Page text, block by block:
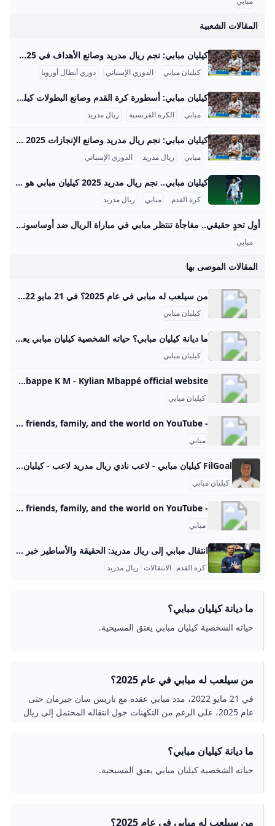
المقالات الشعبية
كيليان مبابي: نجم ريال مدريد وصانع الأهداف في 2025 كيليان مبابي هو أحد أبرز نجوم كرة القدم في العالم، ويعتبر من اللاعبين القلة الذين جمعوا بين المهارة الفائقة والإنجازات الكبيرة في مسيرة قصيرة تبلغ حوالي عقد من الزمن. بدأت مسيرة مبابي الاحترافية مع نادي موناكو الفرنسي حيث لفت الأنظار بموهبته الفريدة وسرعته العالية، ونجح مع الفريق في الفوز بلقب الدوري الفرنسي موسم 2016-2017، وكان ذلك بداية مشواره في الفوز بالألقاب الكبيرة. بعد انتقاله إلى نادي باريس سان جيرمان في 2017، أصبح حجر الزاوية في خط هجوم الفريق، حيث فاز معه بستة ألقاب في الدوري الفرنسي، بالإضافة إلى تحقيقه أربع كؤوس فرنسا، وخمس كؤوس السوبر الفرنسي، واثنين من كؤوس الدوري الفرنسي.
كيليان مبابي الدوري الإسباني دوري أبطال أوروبا
كيليان مبابي: أسطورة كرة القدم وصانع البطولات كيليان مبابي هو أحد أبرز نجوم كرة القدم في العصر الحالي، وقد حظي بمسيرة حافلة بالإنجازات الفردية والجماعية التي تميزه عن كثير من لاعبي جيله. ولد في باريس عام 1998، وبدأ مسيرته الاحترافية مع نادي موناكو الفرنسي حيث برز كواحد من أفضل المواهب الشابة في أوروبا، ثم انتقل إلى باريس سان جيرمان الذي كان محطة فارقة في مسيرته، ليواصل تألقه ويحقق مع النادي العديد من الألقاب المحلية والقارية. في يونيو 2024، انضم إلى ريال مدريد، بطل أوروبا، ليبدأ تحدياً جديداً في الليغا الإسبانية.
مبابي الكرة الفرنسية ريال مدريد
كيليان مبابي: نجم ريال مدريد وصانع الإنجازات 2025 كيليان مبابي هو نجم كرة قدم فرنسي يُعتبر من بين أبرز المواهب في العالم الحديث، وُلد في 20 ديسمبر 1998 في منطقة بوندي بضاحية باريس. ينحدر مبابي من عائلة رياضية؛ والده من الكاميرون ويعمل مدرب كرة قدم، ووالدته جزائرية تحمل خلفية رياضية أيضًا. بدأت موهبته في كرة القدم بالظهور منذ طفولته في نادي بوندي، ثم انتقل إلى أكاديمية كليرفونتين الشهيرة التي أخرجت العديد من نجوم كرة القدم. في بداية مسيرته، لم يلعب مع أقرانه في سنه، بل كان يتدرب ويلعب مع الأكبر منه لاعبين مما ساعده على تطور مهاراته بشكل متسارع.
مبابي ريال مدريد الدوري الإسباني
كيليان مبابي.. نجم ريال مدريد 2025 كيليان مبابي هو نجم كرة القدم الفرنسي ولاعب فريق ريال مدريد، وُلد في 20 ديسمبر 1998. يُعتبر مبابي من أبرز وأسرع اللاعبين في العالم، وحقق نجاحات كبيرة في مسيرته الكروية، حيث يُعرف بمهاراته الفائقة في المراوغة والتسديد والسرعة، وقد ساهم بشكل كبير في العديد من البطولات على المستوى الوطني والدولي. كما يُعتبر واحدًا من أصغر اللاعبين الذين سجلوا في نهائيات كأس العالم وحققوا لقب البطولة مع منتخب فرنسا. في عام 2025 تعرض مبابي لوعكة صحية حادة نتيجة إصابته بالتهاب المعدة والأمعاء الحاد، المعروف باسم التهاب المعدة (gastroenteritis)، مما أدى إلى دخوله المستشفى لفترة قصيرة.
كرة القدم مبابي ريال مدريد
أول تحدٍ حقيقي.. مفاجأة تنتظر مبابي في مباراة الريال ضد أوساسونا – جريدة مانشيت يبدأ النجم الفرنسي كيليان مبابي موسمه الثاني مع ريال مدريد بطموحات كبيرة وتحديات ضخمة، ساعياً لتحقيق الألقاب الكبرى التي غابت عن الفريق في عامه الأول. ويطمح اقرأ أيضًا:المواجهات الكبرى على الأبواب: موعد انطلاق الجولة السادسة من الدوري الممتاز بعد التوقف الدولي. البطولة النتيجة كأس السوبر الأوروبي فاز باللقب كأس الإنتركونتيننتال فاز باللقب الدوري الإسباني خسر اللقب كأس ملك إسبانيا خسر اللقب دوري أبطال أوروبا خسر اللقب كأس السوبر الإسباني خسر اللقب كأس العالم للأندية خسر اللقب إنجاز فردي لافت وأهداف حاسمة لنجم ريال مدريد على الرغم من تراجع نتائج الفريق الجماعية، تمكن كيليان مبابي من ترك بصمة فردية واضحة بفوزه بجائزة الحذاء الذهبي ولقب هداف الدوري الإسباني.
مبابي
المقالات الموصى بها
من سيلعب له مبابي في عام 2025؟ في 21 مايو 2022، مدد مبابي عقده مع باريس سان جيرمان حتى عام 2025، على الرغم من التكهنات حول انتقاله المحتمل إلى ريال مدريد ، مما دفع مسؤولي الدوري الإسباني إلى تقديم شكوى إلى الاتحاد الأوروبي لكرة القدم بشأن الخسائر المتراكمة لباريس سان جيرمان في السنوات السابقة.
كيليان مبابي
ما ديانة كيليان مبابي؟ حياته الشخصية كيليان مبابي يعتق المسيحية.
كيليان مبابي
Kylian Mbappe K M - Kylian Mbappé official website “كيليان مايو 2018”
كيليان مبابي
- YouTube Enjoy the videos and music you love, upload original content, and share it all with friends, family, and the world on YouTube.
مبابي
FilGoal كيليان مبابي - لاعب نادي ريال مدريد لاعب - كيليان مبابي - نادي ريال مدريد - دولة فرنسا الرئيسية أخبار مباريات ميركاتو فانتازي في الجول مسابقة التوقعات فيديوهات عدسات آراء حرة ركن الألعاب الدوري المصري الدوري الإنجليزي الممتاز كأس العالم للأندية الدوري البرتغالي الدوري الإسباني الدوري الإيطالي الدوري الألماني الدوري السعودي للمحترفين دوري أبطال أوروبا الدوري الأوروبي كل البطولات الكرة المصرية الدوري المصري الكرة الأوروبية الكرة الإفريقية منتخب مصر سعودي في الجول الدوري الإنجليزي الدوري الإسباني دوري أبطال أوروبا
كيليان مبابي
- YouTube Enjoy the videos and music you love, upload original content, and share it all with friends, family, and the world on YouTube.
مبابي
انتقال مبابي إلى ريال مدريد: الحقيقة والأساطير خبر انتقال كيليان مبابي إلى ريال مدريد دايمًا بيأخذ حيز كبير في أحاديث عشاق الكرة. في الفترة الأخيرة، شفنا قصص كتير على السوشيال ميديا عن الصفقة دي، بس الحقيقة إن ما فيش إعلان رسمي لغاية دلوقتي. يعني مبابي لسه لاعب باريس سان جيرمان، والموضوع كله في مرحلة التكهنات. خلينا نحكي شويه عن ليه الخبر منتشر كده. أولًا، مبابي واحد من أحسن اللاعبين في العالم، وسجل كذا هدف مهم مع فرنسا والنادي بتاعه.
كرة القدم الانتقالات ريال مدريد
ما ديانة كيليان مبابي؟
حياته الشخصية كيليان مبابي يعتق المسيحية.
من سيلعب له مبابي في عام 2025؟
في 21 مايو 2022، مدد مبابي عقده مع باريس سان جيرمان حتى
عام 2025، على الرغم من التكهنات حول انتقاله المحتمل إلى ريال
جيرمان في السنوات السابقة.
ما ديانة كيليان مبابي؟
حياته الشخصية كيليان مبابي يعتق المسيحية.
من سيلعب له مبابي في عام 2025؟